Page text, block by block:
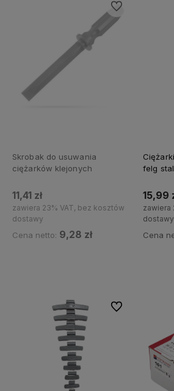
Skrobak do usuwania
ciężarków klejonych
11,41 zł
zawiera 23% VAT, bez kosztów
dostawy
Cena netto: 9,28 zł
Do ulubionych
felg
15,99
zawiera
dostawy
Cena
Do ulubionych